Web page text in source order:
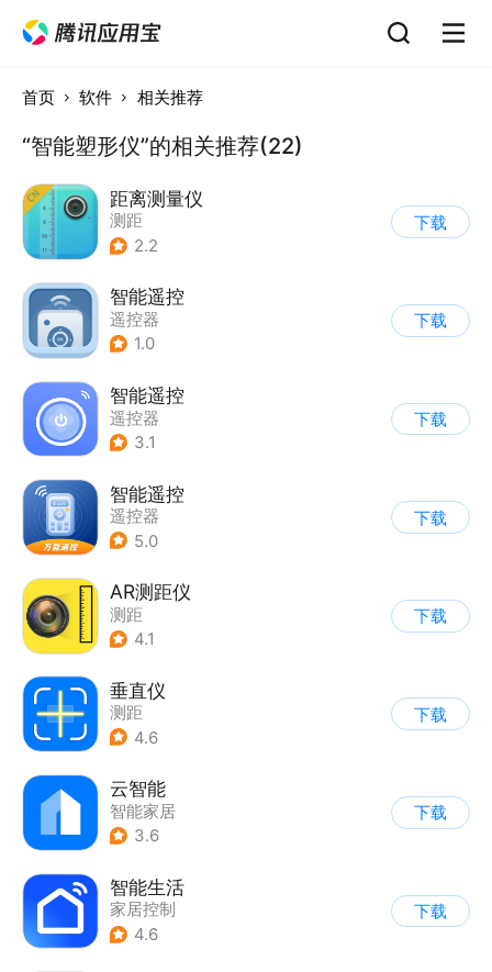
首页 软件 相关推荐
“智能塑形仪”的相关推荐(22)
距离测量仪
测距
2.2
下载
智能遥控
遥控器
1.0
下载
智能遥控
遥控器
3.1
下载
智能遥控
遥控器
5.0
下载
AR测距仪
测距
4.1
下载
垂直仪
测距
4.6
下载
云智能
智能家居
3.6
下载
智能生活
家居控制
4.6
下载